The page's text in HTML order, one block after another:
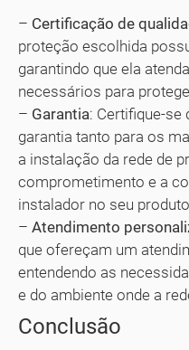
– Certificação de
proteção escolhida
garantindo que ela
necessários para
– Garantia: Certifique-se
garantia tanto para os
a instalação da rede de
comprometimento e a
instalador no seu
– Atendimento
que ofereçam um
entendendo as
e do ambiente onde a
Conclusão